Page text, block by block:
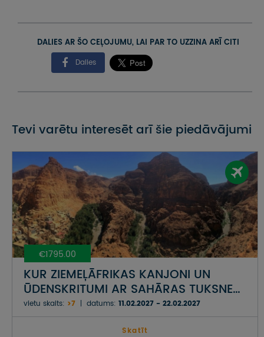
DALIES AR ŠO CEĻOJUMU, LAI PAR TO UZZINA ARĪ CITI
Dalies
Tevi varētu interesēt arī šie piedāvājumi
€1795.00
KUR ZIEMEĻĀFRIKAS KANJONI UN
ŪDENSKRITUMI AR SAHĀRAS TUKSNESI
UN ATLANTIJAS OKEĀNU TIEKAS –
NEATKLĀTĀ DIENVIDMAROKA
vietu skaits: >7 datums: 11.02.2027 - 22.02.2027
Skatīt